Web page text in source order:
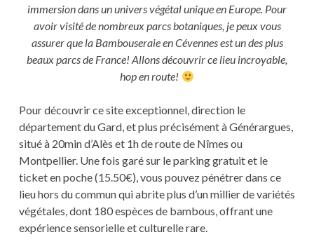
immersion dans un univers végétal unique en Europe. Pour
avoir visité de nombreux parcs botaniques, je peux vous
assurer que la Bambouseraie en Cévennes est un des plus
beaux parcs de France! Allons découvrir ce lieu incroyable,
hop en route!
Pour découvrir ce site exceptionnel, direction le
département du Gard, et plus précisément à Générargues,
situé à 20min d’Alès et 1h de route de Nîmes ou
Montpellier. Une fois garé sur le parking gratuit et le
ticket en poche (15.50€), vous pouvez pénétrer dans ce
lieu hors du commun qui abrite plus d’un millier de variétés
végétales, dont 180 espèces de bambous, offrant une
expérience sensorielle et culturelle rare.